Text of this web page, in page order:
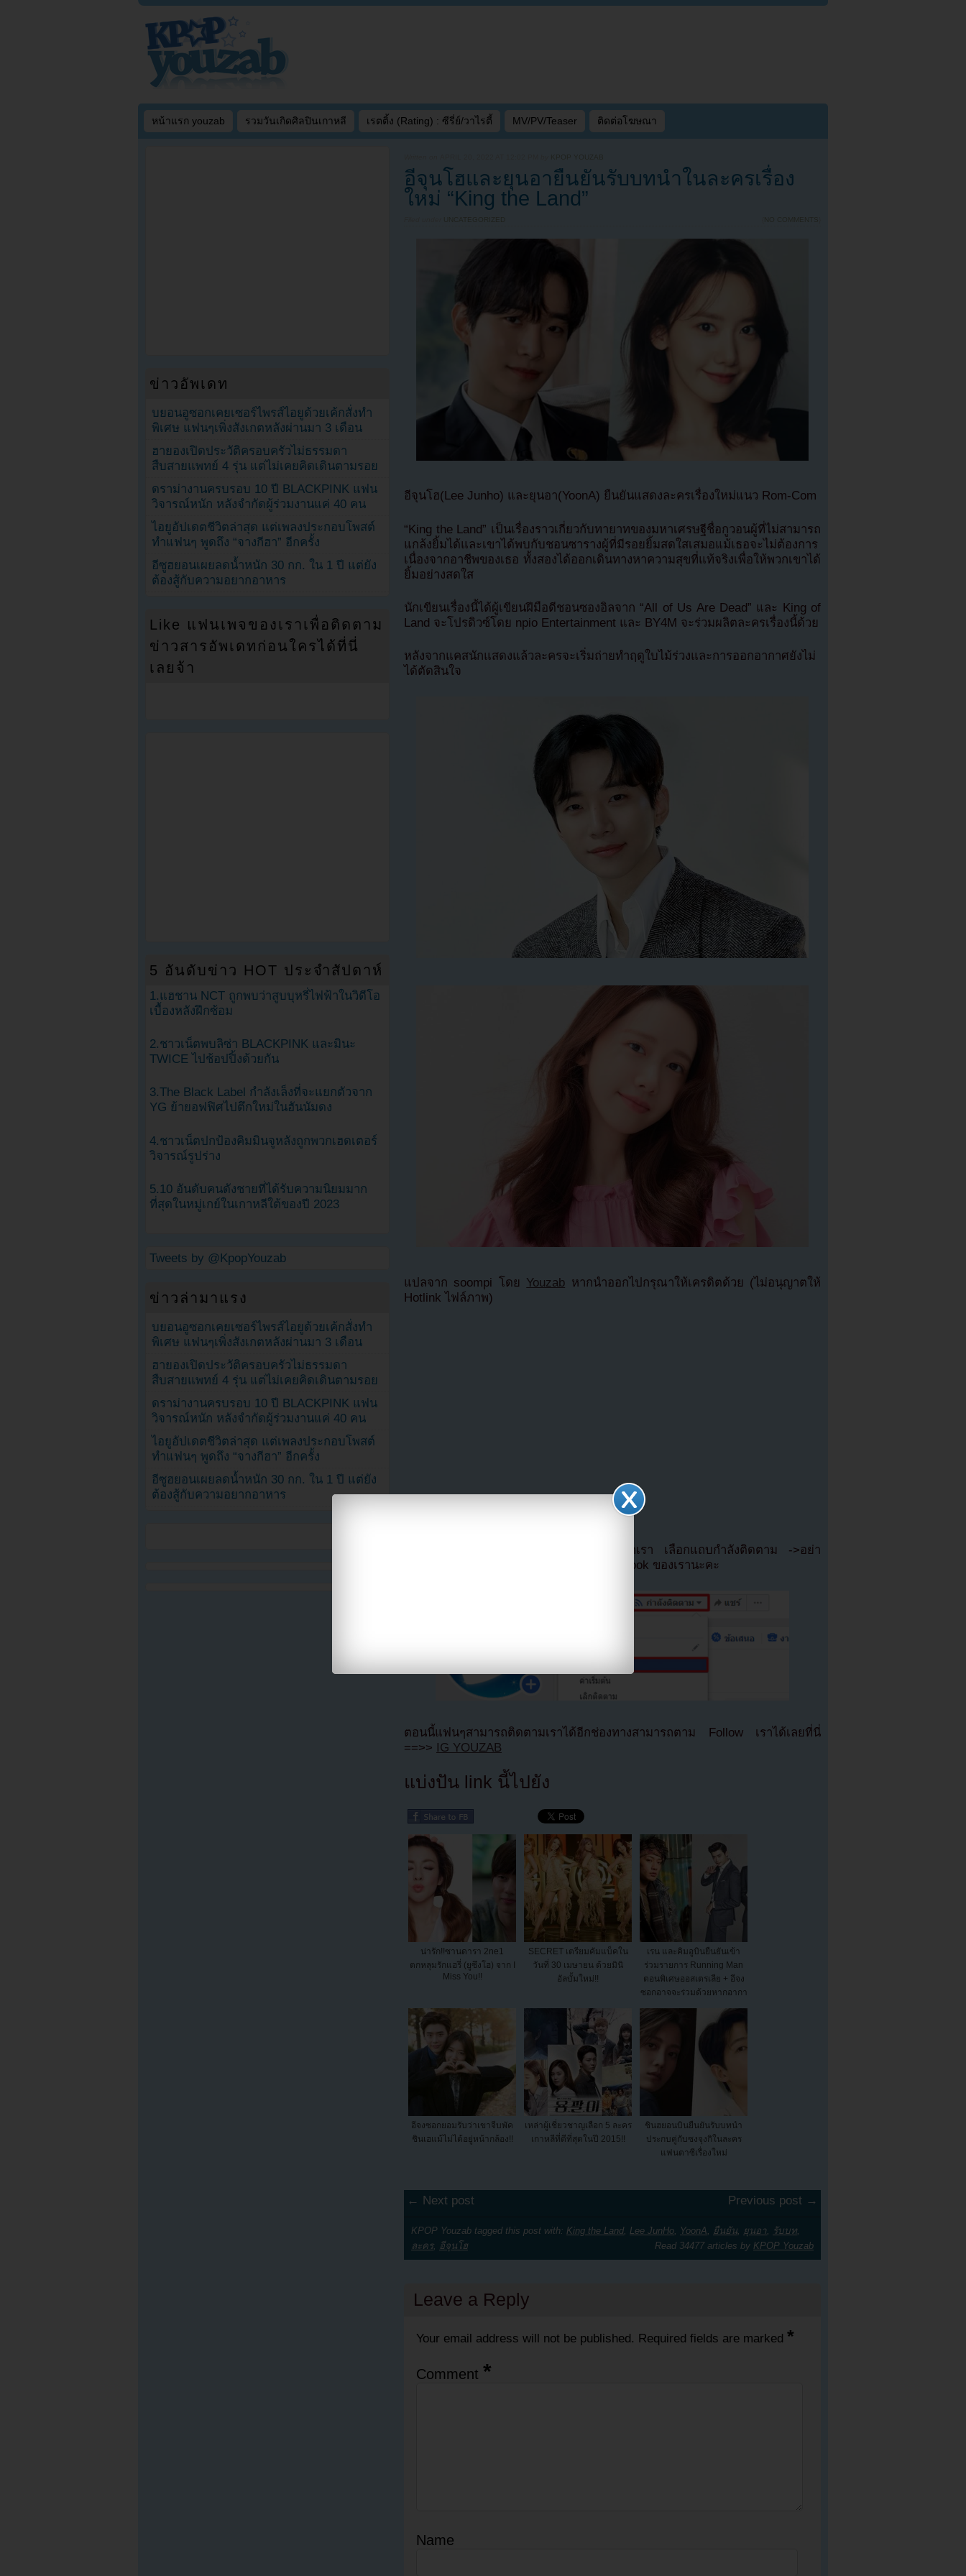
หน้าแรก youzab รวมวันเกิดศิลปินเกาหลี เรตติ้ง (Rating) : ซีรี่ย์/วาไรตี้ MV/PV/Teaser ติดต่อโฆษณา
KPOP YOUZAB
อีจุนโฮและยุนอายืนยันรับบทนำในละครเรื่อง
ใหม่ “King the Land”
UNCATEGORIZED NO COMMENTS
อีจุนโฮ(Lee Junho) และยุนอา(YoonA) ยืนยันแสดงละครเรื่องใหม่แนว Rom-Com
“King the Land” เป็นเรื่องราวเกี่ยวกับทายาทของมหาเศรษฐีชื่อกูวอนผู้ที่ไม่สามารถ
แกล้งยิ้มได้และเขาได้พบกับชอนซารางผู้ที่มีรอยยิ้มสดใสเสมอแม้เธอจะไม่ต้องการ
เนื่องจากอาชีพของเธอ ทั้งสองได้ออกเดินทางหาความสุขที่แท้จริงเพื่อให้พวกเขาได้
ยิ้มอย่างสดใส
นักเขียนเรื่องนี้ได้ผู้เขียนฝีมือดีชอนซองอิลจาก “All of Us Are Dead” และ King of
Land จะโปรดิวซ์โดย npio Entertainment และ BY4M จะร่วมผลิตละครเรื่องนี้ด้วย
หลังจากแคสนักแสดงแล้วละครจะเริ่มถ่ายทำฤดูใบไม้ร่วงและการออกอากาศยังไม่
ได้ตัดสินใจ
แปลจาก soompi โดย Youzab หากนำออกไปกรุณาให้เครดิตด้วย (ไม่อนุญาตให้
Hotlink ไฟล์ภาพ)
หากไม่ต้องการพลาดข่าวสารอย่างรวดเร็วจากเรา เลือกแถบกำลังติดตาม ->อย่า
เลือกเห็นโพสต์ก่อนของเพจ Facebook ของเรานะคะ
ตอนนี้แฟนๆสามารถติดตามเราได้อีกช่องทางสามารถตาม Follow เราได้เลยที่นี่
==>> IG YOUZAB
แบ่งปัน link นี้ไปยัง
น่ารัก!!ซานดารา 2ne1
ตกหลุมรักแฮรี่ (ยูซึงโฮ) จาก I
Miss You!!
SECRET เตรียมคัมแบ็คใน
วันที่ 30 เมษายน ด้วยมินิ
อัลบั้มใหม่!!
เรน และคิมอูบินยืนยันเข้า
ร่วมรายการ Running Man
ตอนพิเศษออสเตรเลีย + อีจง
ซอกอาจจะร่วมด้วยหากอากา
รดีข...
อีจงซอกยอมรับว่าเขาจีบพัค
ชินเฮแม้ไม่ได้อยู่หน้ากล้อง!!
เหล่าผู้เชี่ยวชาญเลือก 5 ละคร
เกาหลีที่ดีที่สุดในปี 2015!!
ชินฮยอนบินยืนยันรับบทนำ
ประกบคู่กับซงจุงกิในละคร
แฟนตาซีเรื่องใหม่
← Next post Previous post →
KPOP Youzab tagged this post with: King the Land, Lee JunHo, YoonA, ยืนยัน, ยุนอา, รับบท,
ละคร, อีจุนโฮ Read 34477 articles by KPOP Youzab
Leave a Reply
Your email address will not be published. Required fields are marked *
Comment *
Name
ข่าวอัพเดท
บยอนอูซอกเคยเซอร์ไพรส์ไอยูด้วยเค้กสั่งทำ
พิเศษ แฟนๆเพิ่งสังเกตหลังผ่านมา 3 เดือน
ฮายองเปิดประวัติครอบครัวไม่ธรรมดา
สืบสายแพทย์ 4 รุ่น แต่ไม่เคยคิดเดินตามรอย
ดราม่างานครบรอบ 10 ปี BLACKPINK แฟน
วิจารณ์หนัก หลังจำกัดผู้ร่วมงานแค่ 40 คน
ไอยูอัปเดตชีวิตล่าสุด แต่เพลงประกอบโพสต์
ทำแฟนๆ พูดถึง “จางกีฮา” อีกครั้ง
อีซูฮยอนเผยลดน้ำหนัก 30 กก. ใน 1 ปี แต่ยัง
ต้องสู้กับความอยากอาหาร
Like แฟนเพจของเราเพื่อติดตาม
ข่าวสารอัพเดทก่อนใครได้ที่นี่
เลยจ้า
5 อันดับข่าว HOT ประจำสัปดาห์
1.แฮชาน NCT ถูกพบว่าสูบบุหรี่ไฟฟ้าในวิดีโอ
เบื้องหลังฝึกซ้อม
2.ชาวเน็ตพบลิซ่า BLACKPINK และมินะ
TWICE ไปช้อปปิ้งด้วยกัน
3.The Black Label กำลังเล็งที่จะแยกตัวจาก
YG ย้ายอฟฟิศไปตึกใหม่ในฮันนัมดง
4.ชาวเน็ตปกป้องคิมมินจูหลังถูกพวกเฮดเตอร์
วิจารณ์รูปร่าง
5.10 อันดับคนดังชายที่ได้รับความนิยมมาก
ที่สุดในหมู่เกย์ในเกาหลีใต้ของปี 2023
Tweets by @KpopYouzab
ข่าวล่ามาแรง
บยอนอูซอกเคยเซอร์ไพรส์ไอยูด้วยเค้กสั่งทำ
พิเศษ แฟนๆเพิ่งสังเกตหลังผ่านมา 3 เดือน
ฮายองเปิดประวัติครอบครัวไม่ธรรมดา
สืบสายแพทย์ 4 รุ่น แต่ไม่เคยคิดเดินตามรอย
ดราม่างานครบรอบ 10 ปี BLACKPINK แฟน
วิจารณ์หนัก หลังจำกัดผู้ร่วมงานแค่ 40 คน
ไอยูอัปเดตชีวิตล่าสุด แต่เพลงประกอบโพสต์
ทำแฟนๆ พูดถึง “จางกีฮา” อีกครั้ง
อีซูฮยอนเผยลดน้ำหนัก 30 กก. ใน 1 ปี แต่ยัง
ต้องสู้กับความอยากอาหาร